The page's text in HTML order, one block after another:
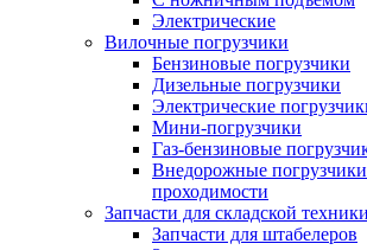
Электрические
Вилочные погрузчики
Бензиновые погрузчики
Дизельные погрузчики
Электрические
Мини-погрузчики
Газ-бензиновые
Внедорожные
проходимости
Запчасти для складской техники
Запчасти для штабелеров